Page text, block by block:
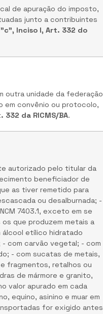
de apuração do imposto,
junto a contribuintes
Inciso I, Art. 332 do
outra unidade da federação
em convênio ou protocolo,
332 da RICMS/BA.
autorizado pelo titular da
beneficiador de
as tiver remetido para
ou desalburnada; -
7403.1, exceto em se
que produzem metais a
álcool etílico hidratado
com carvão vegetal; - com
- com sucatas de metais,
fragmentos, retalhos ou
de mármore e granito,
valor apurado em cada
equino, asinino e muar em
for exigido antes